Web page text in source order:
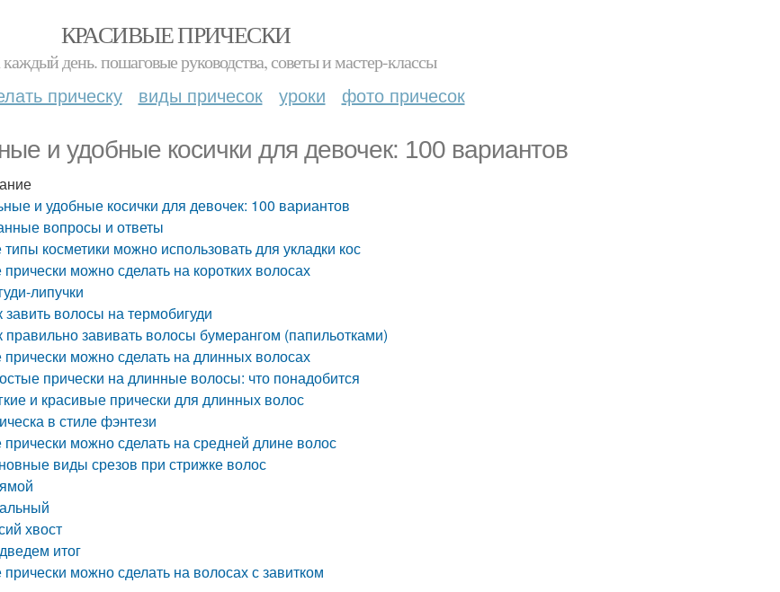
КРАСИВЫЕ ПРИЧЕСКИ
день. пошаговые руководства, советы и мастер-классы
прическу виды причесок уроки фото причесок
и удобные косички для девочек: 100 вариантов
и удобные косички для девочек: 100 вариантов
вопросы и ответы
типы косметики можно использовать для укладки кос
прически можно сделать на коротких волосах
липучки
завить волосы на термобигуди
правильно завивать волосы бумерангом (папильотками)
прически можно сделать на длинных волосах
прически на длинные волосы: что понадобится
и красивые прически для длинных волос
в стиле фэнтези
прически можно сделать на средней длине волос
виды срезов при стрижке волос
хвост
итог
прически можно сделать на волосах с завитком